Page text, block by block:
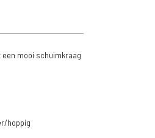
mooi schuimkraag
hoppig